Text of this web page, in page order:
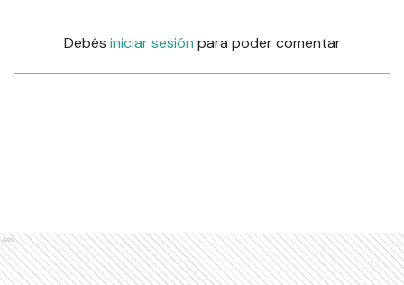
Debés iniciar sesión para poder comentar
Ads